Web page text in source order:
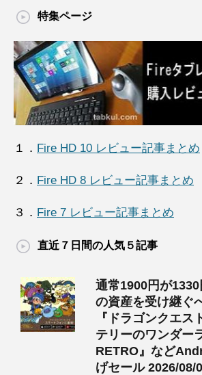
特集ページ
１． Fire HD 10 レビュー記事まとめ
２． Fire HD 8 レビュー記事まとめ
３． Fire 7 レビュー記事まとめ
直近７日間の人気５記事
通常1900円が
の資産を受け継ぐ
『ドラゴンクエス
テリーのワンダー
RETRO』など
げセール 2026/08/